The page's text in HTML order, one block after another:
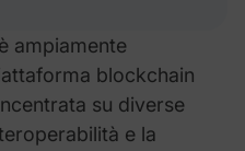
è ampiamente
blockchain
su diverse
e la